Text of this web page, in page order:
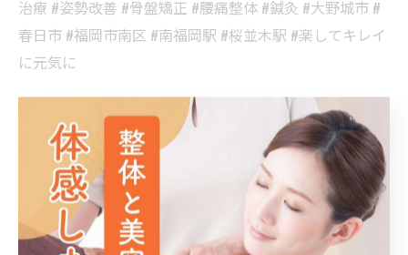
治療 #姿勢改善 #骨盤矯正 #腰痛整体 #鍼灸 #大野城市 #
春日市 #福岡市南区 #南福岡駅 #桜並木駅 #楽してキレイ
に元気に
博多区で身体を整える鍼灸
< 前のページ 一覧に戻る 次のページ >